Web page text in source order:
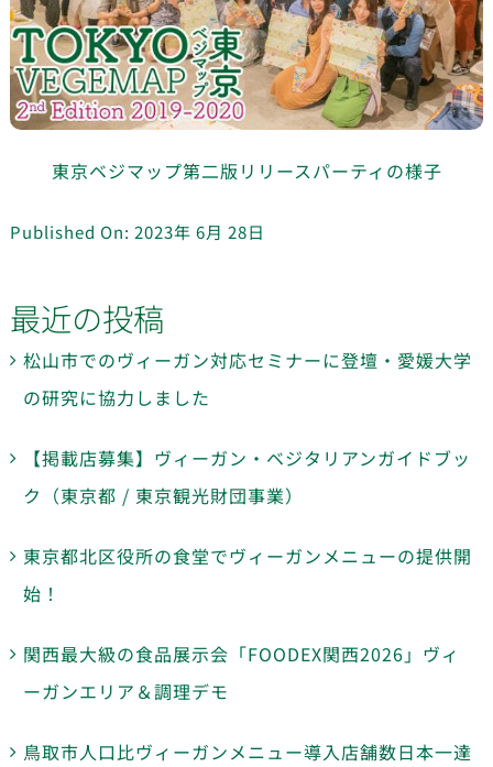
東京ベジマップ第二版リリースパーティの様子
Published On: 2023年 6月 28日
最近の投稿
松山市でのヴィーガン対応セミナーに登壇・愛媛大学
の研究に協力しました
【掲載店募集】ヴィーガン・ベジタリアンガイドブッ
ク（東京都 / 東京観光財団事業）
東京都北区役所の食堂でヴィーガンメニューの提供開
始！
関西最大級の食品展示会「FOODEX関西2026」ヴィ
ーガンエリア＆調理デモ
鳥取市人口比ヴィーガンメニュー導入店舗数日本一達